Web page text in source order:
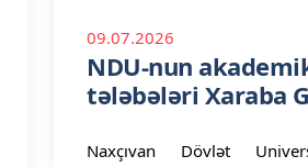
09.07.2026
NDU-nun
tələbələri Xaraba
Naxçıvan Dövlət